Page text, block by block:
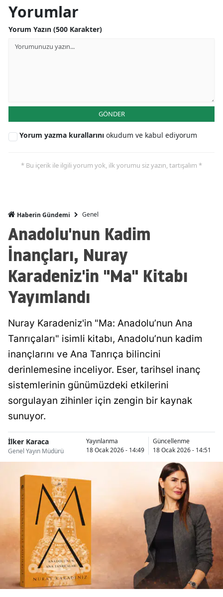
Yorumlar
Yorum Yazın (500 Karakter)
GÖNDER
Yorum yazma kurallarını okudum ve kabul ediyorum
* Bu içerik ile ilgili yorum yok, ilk yorumu siz yazın, tartışalım *
Haberin Gündemi Genel
Anadolu'nun Kadim
İnançları, Nuray
Karadeniz'in "Ma" Kitabı
Yayımlandı
Nuray Karadeniz'in "Ma: Anadolu’nun Ana
Tanrıçaları" isimli kitabı, Anadolu’nun kadim
inançlarını ve Ana Tanrıça bilincini
derinlemesine inceliyor. Eser, tarihsel inanç
sistemlerinin günümüzdeki etkilerini
sorgulayan zihinler için zengin bir kaynak
sunuyor.
İlker Karaca
Genel Yayın Müdürü
Yayınlanma
18 Ocak 2026 - 14:49
Güncellenme
18 Ocak 2026 - 14:51